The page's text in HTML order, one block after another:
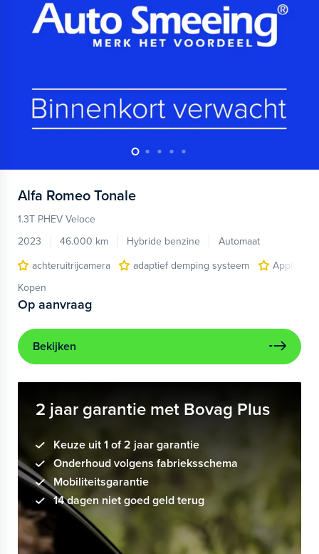
Alfa Romeo Tonale
1.3T PHEV Veloce
2023
46.000 km Hybride benzine
Automaat
achteruitrijcamera
adaptief demping systeem
Apple
Kopen
Op aanvraag
Bekijken
2 jaar garantie met Bovag Plus
Keuze uit 1 of 2 jaar garantie
Onderhoud volgens fabrieksschema
Mobiliteitsgarantie
14 dagen niet goed geld terug